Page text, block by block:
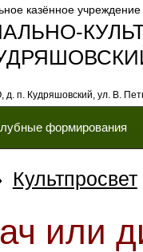
п. Кудряшовский, ул. В.
казённое учреждение
формирования
Культпросвет
или